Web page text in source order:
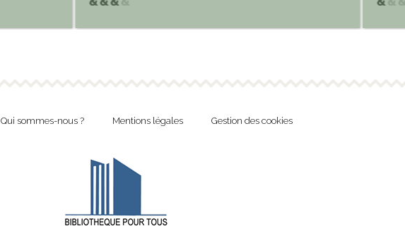
Qui sommes-nous ? Mentions légales Gestion des cookies